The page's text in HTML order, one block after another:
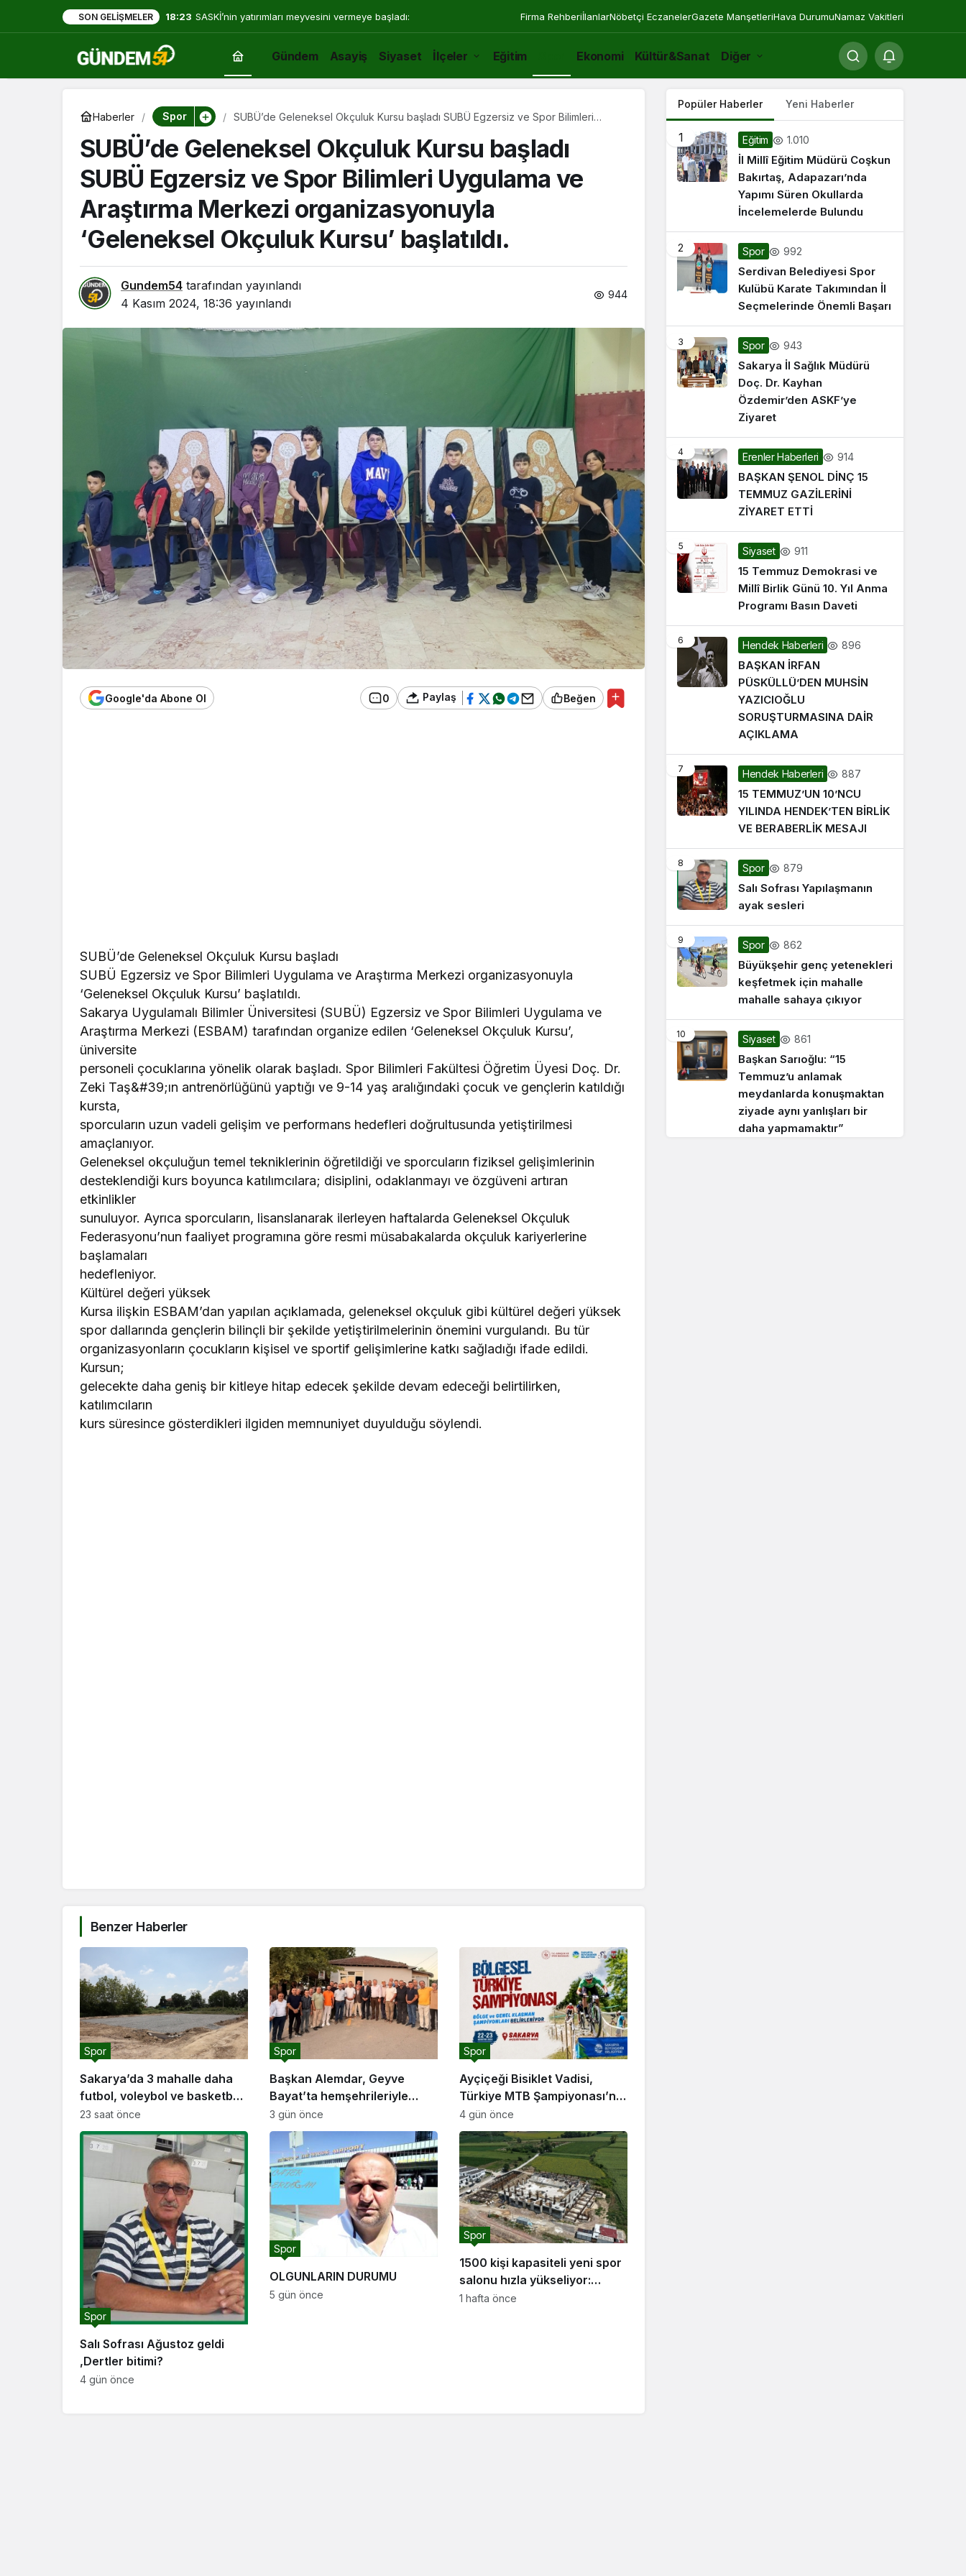
SON GELIŞMELER 18:23 SASKİ’nin yatırımları meyvesini vermeye başladı: Firma RehberiİlanlarNöbetçi EczanelerGazete ManşetleriHava DurumuNamaz Vakitleri
Gündem Asayiş Siyaset İlçeler Eğitim Ekonomi Kültür&Sanat Diğer
Haberler Spor
SUBÜ’de Geleneksel Okçuluk Kursu başladı SUBÜ Egzersiz ve Spor Bilimleri
başlatıldı.
SUBÜ’de Geleneksel Okçuluk Kursu başladı
SUBÜ Egzersiz ve Spor Bilimleri Uygulama ve
Araştırma Merkezi organizasyonuyla
‘Geleneksel Okçuluk Kursu’ başlatıldı.
Gundem54 tarafından yayınlandı
4 Kasım 2024, 18:36 yayınlandı
944
Google'da Abone Ol 0 Paylaş Beğen
SUBÜ’de Geleneksel Okçuluk Kursu başladı
SUBÜ Egzersiz ve Spor Bilimleri Uygulama ve Araştırma Merkezi organizasyonuyla
‘Geleneksel Okçuluk Kursu’ başlatıldı.
Sakarya Uygulamalı Bilimler Üniversitesi (SUBÜ) Egzersiz ve Spor Bilimleri Uygulama ve
Araştırma Merkezi (ESBAM) tarafından organize edilen ‘Geleneksel Okçuluk Kursu’,
üniversite
personeli çocuklarına yönelik olarak başladı. Spor Bilimleri Fakültesi Öğretim Üyesi Doç. Dr.
Zeki Taş&#39;ın antrenörlüğünü yaptığı ve 9-14 yaş aralığındaki çocuk ve gençlerin katıldığı
kursta,
sporcuların uzun vadeli gelişim ve performans hedefleri doğrultusunda yetiştirilmesi
amaçlanıyor.
Geleneksel okçuluğun temel tekniklerinin öğretildiği ve sporcuların fiziksel gelişimlerinin
desteklendiği kurs boyunca katılımcılara; disiplini, odaklanmayı ve özgüveni artıran
etkinlikler
sunuluyor. Ayrıca sporcuların, lisanslanarak ilerleyen haftalarda Geleneksel Okçuluk
Federasyonu’nun faaliyet programına göre resmi müsabakalarda okçuluk kariyerlerine
başlamaları
hedefleniyor.
Kültürel değeri yüksek
Kursa ilişkin ESBAM’dan yapılan açıklamada, geleneksel okçuluk gibi kültürel değeri yüksek
spor dallarında gençlerin bilinçli bir şekilde yetiştirilmelerinin önemini vurgulandı. Bu tür
organizasyonların çocukların kişisel ve sportif gelişimlerine katkı sağladığı ifade edildi.
Kursun;
gelecekte daha geniş bir kitleye hitap edecek şekilde devam edeceği belirtilirken,
katılımcıların
kurs süresince gösterdikleri ilgiden memnuniyet duyulduğu söylendi.
Benzer Haberler
Sakarya’da 3 mahalle daha
futbol, voleybol ve basketbol
sahasına kavuşuyor
Spor
23 saat önce
Başkan Alemdar, Geyve
Bayat’ta hemşehrileriyle
buluştu: “Gençlik ve spor
yatırımlarını hayata
geçirmeye devam edeceğiz”
Spor
3 gün önce
Ayçiçeği Bisiklet Vadisi,
Türkiye MTB Şampiyonası’na
ev sahipliği yapacak
Spor
4 gün önce
Salı Sofrası Ağustoz geldi
,Dertler bitimi?
Spor
4 gün önce
OLGUNLARIN DURUMU
Spor
5 gün önce
1500 kişi kapasiteli yeni spor
salonu hızla yükseliyor:
“Salon sporları için güçlü bir
Spor
1 hafta önce
Popüler Haberler Yeni Haberler
1 Eğitim 1.010
İl Millî Eğitim Müdürü Coşkun
Bakırtaş, Adapazarı’nda
Yapımı Süren Okullarda
İncelemelerde Bulundu
2 Spor 992
Serdivan Belediyesi Spor
Kulübü Karate Takımından İl
Seçmelerinde Önemli Başarı
3 Spor 943
Sakarya İl Sağlık Müdürü
Doç. Dr. Kayhan
Özdemir’den ASKF’ye
Ziyaret
4 Erenler Haberleri 914
BAŞKAN ŞENOL DİNÇ 15
TEMMUZ GAZİLERİNİ
ZİYARET ETTİ
5 Siyaset 911
15 Temmuz Demokrasi ve
Millî Birlik Günü 10. Yıl Anma
Programı Basın Daveti
6 Hendek Haberleri 896
BAŞKAN İRFAN
PÜSKÜLLÜ’DEN MUHSİN
YAZICIOĞLU
SORUŞTURMASINA DAİR
AÇIKLAMA
7 Hendek Haberleri 887
15 TEMMUZ’UN 10’NCU
YILINDA HENDEK’TEN BİRLİK
VE BERABERLİK MESAJI
8 Spor 879
Salı Sofrası Yapılaşmanın
ayak sesleri
9 Spor 862
Büyükşehir genç yetenekleri
keşfetmek için mahalle
mahalle sahaya çıkıyor
10 Siyaset 861
Başkan Sarıoğlu: “15
Temmuz’u anlamak
meydanlarda konuşmaktan
ziyade aynı yanlışları bir
daha yapmamaktır”